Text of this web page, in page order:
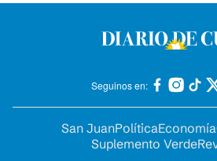
Seguinos en:
San JuanPolíticaEconomía
Suplemento Verde